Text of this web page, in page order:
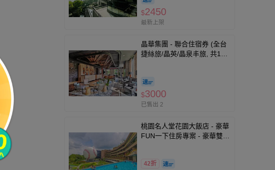
$2450
最新上架
晶華集團 - 聯合住宿券 (全台
捷絲旅/晶英/晶泉丰旅, 共13
$3000
已售出 2
桃園名人堂花園大飯店 - 豪華
FUN一下住房專案 - 豪華雙人
42折